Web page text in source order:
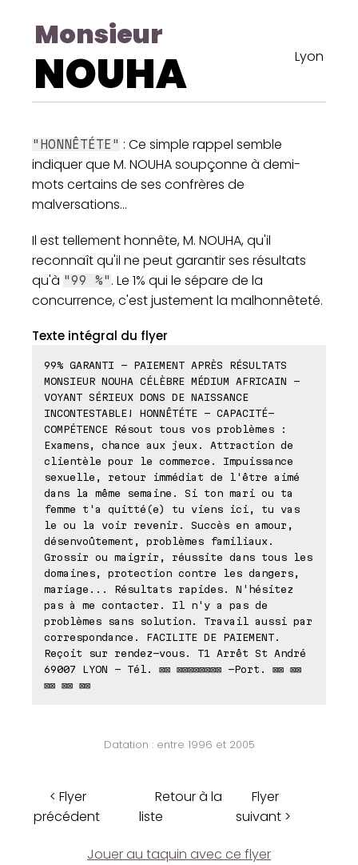
Monsieur
NOUHA Lyon
"HONNÊTÉTE" : Ce simple rappel semble
indiquer que M. NOUHA soupçonne à demi-
mots certains de ses confrères de
malversations...
Il est tellement honnête, M. NOUHA, qu'il
reconnaît qu'il ne peut garantir ses résultats
qu'à "99 %" . Le 1% qui le sépare de la
concurrence, c'est justement la malhonnêteté.
Texte intégral du flyer
99% GARANTI - PAIEMENT APRÈS RÉSULTATS
MONSIEUR NOUHA CÉLÈBRE MÉDIUM AFRICAIN -
VOYANT SÉRIEUX DONS DE NAISSANCE
INCONTESTABLE! HONNÊTÉTE - CAPACITÉ-
COMPÉTENCE Résout tous vos problèmes :
Examens, chance aux jeux. Attraction de
clientèle pour le commerce. Impuissance
sexuelle, retour immédiat de l'être aimé
dans la même semaine. Si ton mari ou ta
femme t'a quitté(e) tu viens ici, tu vas
le ou la voir revenir. Succès en amour,
désenvoûtement, problèmes familiaux.
Grossir ou maigrir, réussite dans tous les
domaines, protection contre les dangers,
mariage... Résultats rapides. N'hésitez
pas à me contacter. Il n'y a pas de
problèmes sans solution. Travail aussi par
correspondance. FACILITE DE PAIEMENT.
Reçoit sur rendez-vous. T1 Arrêt St André
69007 LYON - Tél. ⊠⊠ ⊠⊠⊠⊠⊠⊠⊠⊠ -Port. ⊠⊠ ⊠⊠
⊠⊠ ⊠⊠ ⊠⊠
Datation : entre 1996 et 2005
< Flyer
précédent
Retour à la
liste
Flyer
suivant >
Jouer au taquin avec ce flyer